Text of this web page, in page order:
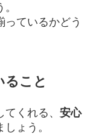
っているかどう
ること
くれる、 安心
ょう。